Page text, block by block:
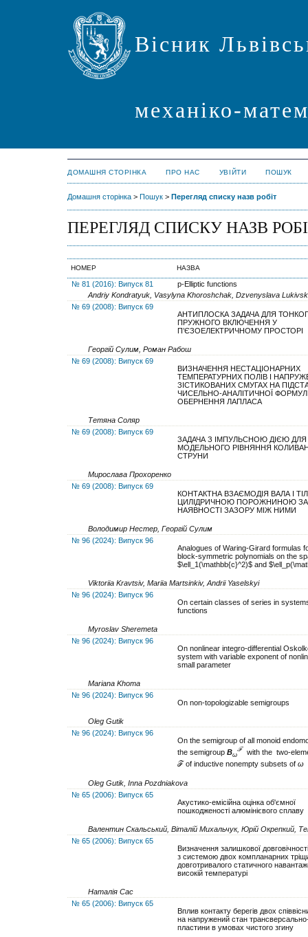
Вісник
механіко-
ДОМАШНЯ СТОРІНКА ПРО НАС УВІЙТИ ПОШУК
Домашня сторінка > Пошук > Перегляд списку назв робіт
ПЕРЕГЛЯД СПИСКУ НАЗВ
НОМЕР НАЗВА
№ 81 (2016): Випуск 81
p-Elliptic functions
Andriy Kondratyuk, Vasylyna Khoroshchak, Dzvenyslava
№ 69 (2008): Випуск 69
АНТИПЛОСКА ЗАДАЧА ДЛЯ
ПРУЖНОГО ВКЛЮЧЕННЯ У
П’ЄЗОЕЛЕКТРИЧНОМУ ПРОСТОРІ
Георгій Сулим, Роман Рабош
№ 69 (2008): Випуск 69
ВИЗНАЧЕННЯ НЕСТАЦІОНАРНИХ
ТЕМПЕРАТУРНИХ ПОЛІВ І
ЗІСТИКОВАНИХ СМУГАХ НА
ЧИСЕЛЬНО-АНАЛІТИЧНОЇ
ОБЕРНЕННЯ ЛАПЛАСА
Тетяна Соляр
№ 69 (2008): Випуск 69
ЗАДАЧА З ІМПУЛЬСНОЮ ДІЄЮ ДЛЯ
МОДЕЛЬНОГО РІВНЯННЯ
СТРУНИ
Мирослава Прохоренко
№ 69 (2008): Випуск 69
КОНТАКТНА ВЗАЄМОДІЯ ВАЛА І
ЦИЛІДРИЧНОЮ ПОРОЖНИНОЮ ЗА
НАЯВНОСТІ ЗАЗОРУ МІЖ НИМИ
Володимир Нестер, Георгій Сулим
№ 96 (2024): Випуск 96
Analogues of Waring-Girard formulas
block-symmetric polynomials on the
$\ell_1(\mathbb{c}^2)$ and
Viktoriia Kravtsiv, Mariia Martsinkiv, Andrii Yaselskyi
№ 96 (2024): Випуск 96
On certain classes of series in
functions
Myroslav Sheremeta
№ 96 (2024): Випуск 96
On nonlinear integro-differential
system with variable exponent of
small parameter
Mariana Khoma
№ 96 (2024): Випуск 96
On non-topologizable semigroups
Oleg Gutik
№ 96 (2024): Випуск 96
On the semigroup of all monoid
the semigroup Bω
ℱwith the two-
ℱ of inductive nonempty subsets of ω
Oleg Gutik, Inna Pozdniakova
№ 65 (2006): Випуск 65
Акустико-емісійна оцінка об'ємної
пошкодженості алюмінієвого сплаву
Валентин Скальський, Віталій Михальчук, Юрій Окрепкий,
№ 65 (2006): Випуск 65
Визначення залишкової
з системою двох компланарних
довготривалого статичного
високій температурі
Наталія Сас
№ 65 (2006): Випуск 65
Вплив контакту берегів двох
на напружений стан трансверсально-
пластини в умовах чистого згину